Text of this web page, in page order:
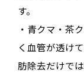
す。
・青クマ・茶
く血管が透け
肪除去だけで